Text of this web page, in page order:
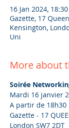
16 Jan 2024,
Gazette, 17
Kensington,
Uni
More about
Soirée
Mardi 16 janvier
A partir de 18h30
Gazette - 17
London SW7 2DT